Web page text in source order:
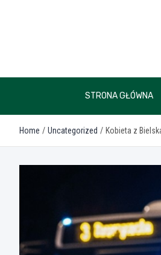
STRONA GŁÓWNA
Home Uncategorized Kobieta z